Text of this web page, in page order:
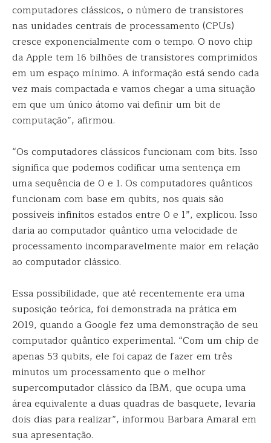
computadores clássicos, o número de transistores
nas unidades centrais de processamento (CPUs)
cresce exponencialmente com o tempo. O novo chip
da Apple tem 16 bilhões de transistores comprimidos
em um espaço mínimo. A informação está sendo cada
vez mais compactada e vamos chegar a uma situação
em que um único átomo vai definir um bit de
computação”, afirmou.
“Os computadores clássicos funcionam com bits. Isso
significa que podemos codificar uma sentença em
uma sequência de 0 e 1. Os computadores quânticos
funcionam com base em qubits, nos quais são
possíveis infinitos estados entre 0 e 1”, explicou. Isso
daria ao computador quântico uma velocidade de
processamento incomparavelmente maior em relação
ao computador clássico.
Essa possibilidade, que até recentemente era uma
suposição teórica, foi demonstrada na prática em
2019, quando a Google fez uma demonstração de seu
computador quântico experimental. “Com um chip de
apenas 53 qubits, ele foi capaz de fazer em três
minutos um processamento que o melhor
supercomputador clássico da IBM, que ocupa uma
área equivalente a duas quadras de basquete, levaria
dois dias para realizar”, informou Barbara Amaral em
sua apresentação.